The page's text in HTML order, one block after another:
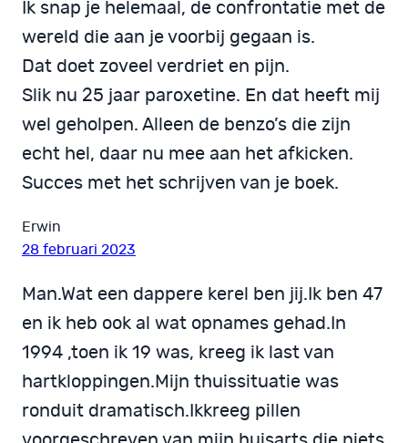
Ik snap je helemaal, de confrontatie met de
wereld die aan je voorbij gegaan is.
Dat doet zoveel verdriet en pijn.
Slik nu 25 jaar paroxetine. En dat heeft mij
wel geholpen. Alleen de benzo’s die zijn
echt hel, daar nu mee aan het afkicken.
Succes met het schrijven van je boek.
Erwin
28 februari 2023
Man.Wat een dappere kerel ben jij.Ik ben 47
en ik heb ook al wat opnames gehad.In
1994 ,toen ik 19 was, kreeg ik last van
hartkloppingen.Mijn thuissituatie was
ronduit dramatisch.Ikkreeg pillen